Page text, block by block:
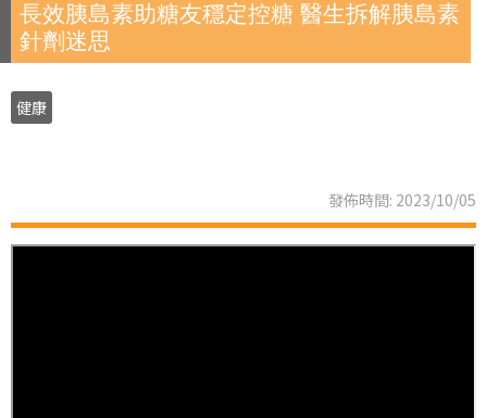
長效胰島素助糖友穩定控糖 醫生拆解胰島素
針劑迷思
健康
發佈時間: 2023/10/05